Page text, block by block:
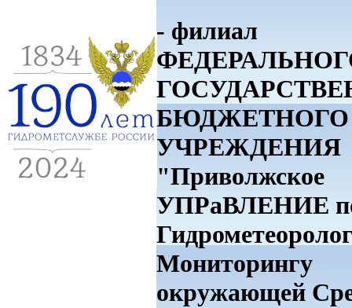
- филиал
БЮДЖЕТНОГО
УЧРЕЖДЕНИЯ
"Приволжское
УПРаВЛЕНИЕ
Мониторингу
окружающей